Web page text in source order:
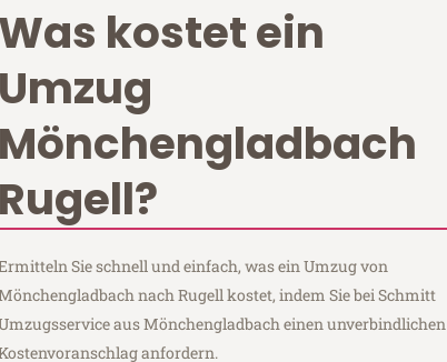
Was kostet ein
Umzug
Mönchengladbach
Rugell?
Sie schnell und einfach, was ein Umzug von
nach Rugell kostet, indem Sie bei Schmitt
aus Mönchengladbach einen unverbindlichen
anfordern.